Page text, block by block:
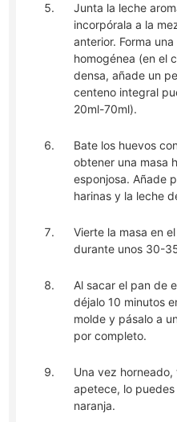
Junta la leche
incorpórala a la
anterior. Forma
homogénea (en el
densa, añade un
centeno integral
20ml-70ml).
Bate los huevos
obtener una masa
esponjosa. Añade
harinas y la leche
Vierte la masa en
durante unos 30-
Al sacar el pan de
déjalo 10 minutos
molde y pásalo a
por completo.
Una vez
apetece, lo
naranja.